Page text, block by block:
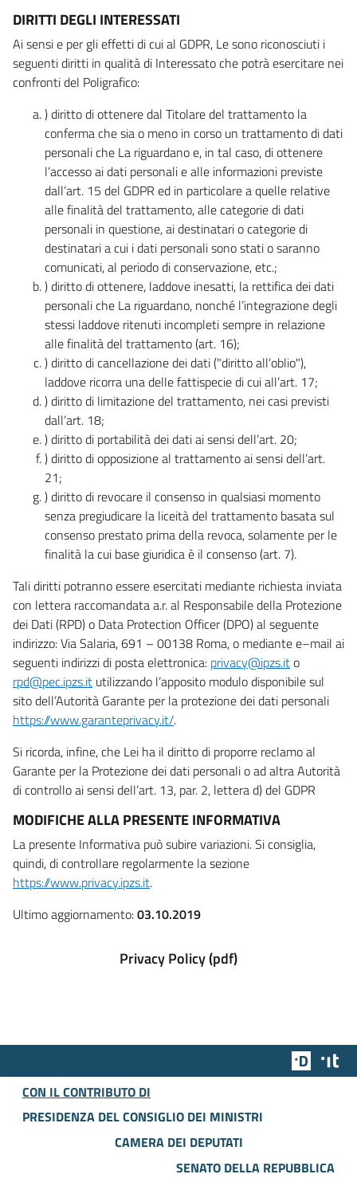
DIRITTI DEGLI INTERESSATI
Ai sensi e per gli effetti di cui al GDPR, Le sono riconosciuti i
seguenti diritti in qualità di Interessato che potrà esercitare nei
confronti del Poligrafico:
) diritto di ottenere dal Titolare del trattamento la
conferma che sia o meno in corso un trattamento di dati
personali che La riguardano e, in tal caso, di ottenere
l’accesso ai dati personali e alle informazioni previste
dall’art. 15 del GDPR ed in particolare a quelle relative
alle finalità del trattamento, alle categorie di dati
personali in questione, ai destinatari o categorie di
destinatari a cui i dati personali sono stati o saranno
comunicati, al periodo di conservazione, etc.;
) diritto di ottenere, laddove inesatti, la rettifica dei dati
personali che La riguardano, nonché l’integrazione degli
stessi laddove ritenuti incompleti sempre in relazione
alle finalità del trattamento (art. 16);
) diritto di cancellazione dei dati ("diritto all’oblio"),
laddove ricorra una delle fattispecie di cui all’art. 17;
) diritto di limitazione del trattamento, nei casi previsti
dall’art. 18;
) diritto di portabilità dei dati ai sensi dell’art. 20;
) diritto di opposizione al trattamento ai sensi dell’art.
21;
) diritto di revocare il consenso in qualsiasi momento
senza pregiudicare la liceità del trattamento basata sul
consenso prestato prima della revoca, solamente per le
finalità la cui base giuridica è il consenso (art. 7).
Tali diritti potranno essere esercitati mediante richiesta inviata
con lettera raccomandata a.r. al Responsabile della Protezione
dei Dati (RPD) o Data Protection Officer (DPO) al seguente
indirizzo: Via Salaria, 691 – 00138 Roma, o mediante e–mail ai
seguenti indirizzi di posta elettronica: privacy@ipzs.ito
rpd@pec.ipzs.it utilizzando l’apposito modulo disponibile sul
sito dell’Autorità Garante per la protezione dei dati personali
https://www.garanteprivacy.it/.
Si ricorda, infine, che Lei ha il diritto di proporre reclamo al
Garante per la Protezione dei dati personali o ad altra Autorità
di controllo ai sensi dell’art. 13, par. 2, lettera d) del GDPR
MODIFICHE ALLA PRESENTE INFORMATIVA
La presente Informativa può subire variazioni. Si consiglia,
quindi, di controllare regolarmente la sezione
https://www.privacy.ipzs.it.
Ultimo aggiornamento:03.10.2019
Privacy Policy (pdf)
Team
CON IL CONTRIBUTO DI
PRESIDENZA DEL CONSIGLIO DEI MINISTRI
CAMERA DEI DEPUTATI
SENATO DELLA REPUBBLICA